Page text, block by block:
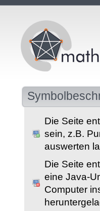
Die Seite
sein, z.B.
auswerten
Die Seite
eine Java-
Computer